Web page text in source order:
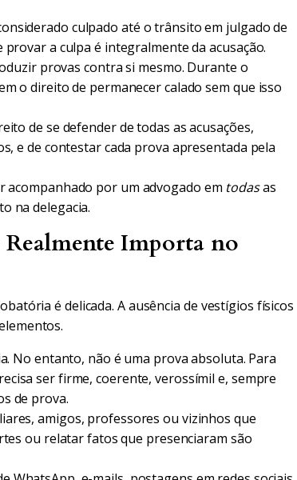
culpado até o trânsito em julgado de
a culpa é integralmente da acusação.
provas contra si mesmo. Durante o
o direito de permanecer calado sem que isso
de se defender de todas as acusações,
e de contestar cada prova apresentada pela
acompanhado por um advogado em todasas
na delegacia.
Importa no
é delicada. A ausência de vestígios físicos
No entanto, não é uma prova absoluta. Para
ser firme, coerente, verossímil e, sempre
de prova.
amigos, professores ou vizinhos que
ou relatar fatos que presenciaram são